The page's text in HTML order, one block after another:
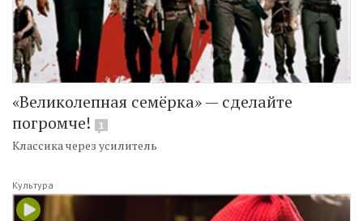
«Великолепная семёрка» — сделайте
погромче!
1
Классика через усилитель
Культура